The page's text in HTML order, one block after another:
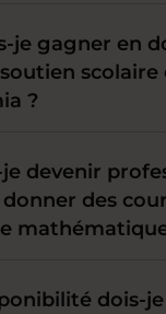
je gagner en
?
devenir
des
dois-